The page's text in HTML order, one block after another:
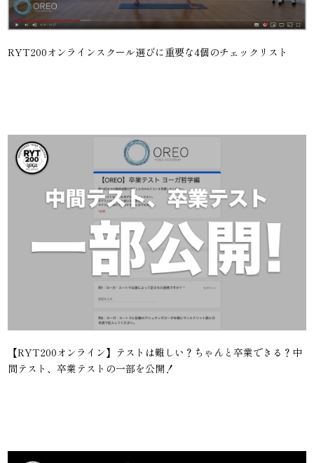
RYT200オンラインスクール選びに重要な4個のチェックリスト
【RYT200オンライン】テストは難しい？ちゃんと卒業できる？中
間テスト、卒業テストの一部を公開！